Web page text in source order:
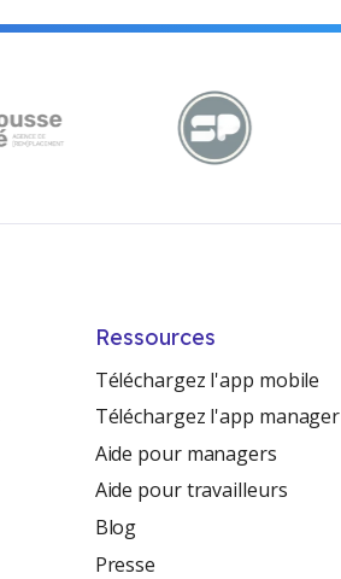
Ressources
Téléchargez l'app mobile
Téléchargez l'app manager
Aide pour managers
Aide pour travailleurs
Blog
Presse